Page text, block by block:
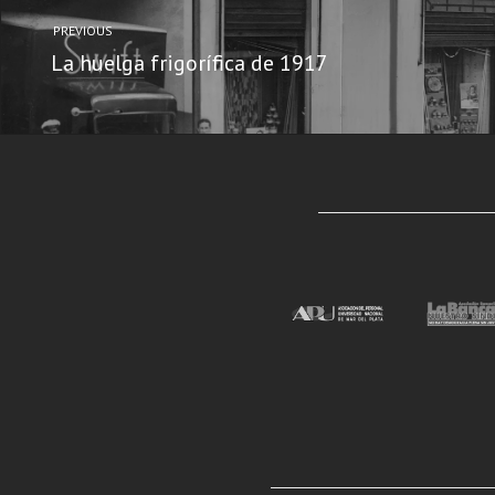
PREVIOUS
La huelga frigorífica de 1917